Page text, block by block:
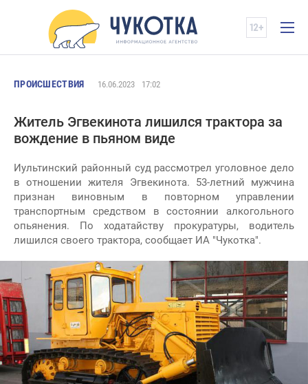
ПРОИСШЕСТВИЯ 16.06.2023 17:02
Житель Эгвекинота лишился трактора за
вождение в пьяном виде
Иультинский районный суд рассмотрел уголовное дело
в отношении жителя Эгвекинота. 53-летний мужчина
признан виновным в повторном управлении
транспортным средством в состоянии алкогольного
опьянения. По ходатайству прокуратуры, водитель
лишился своего трактора, сообщает ИА "Чукотка".